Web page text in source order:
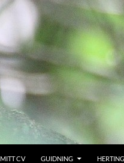
MITT CV GUIDNING